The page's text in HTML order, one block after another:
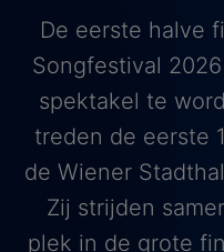
De eerste halve
Songfestival
spektakel te
treden de eerste
de Wiener
Zij strijden
plek in de grote